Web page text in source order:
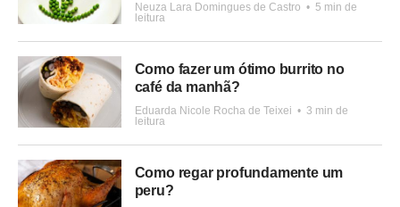
Neuza Lara Domingues de Castro • 5 min de
leitura
Como fazer um ótimo burrito no
café da manhã?
Eduarda Nicole Rocha de Teixei • 3 min de
leitura
Como regar profundamente um
peru?